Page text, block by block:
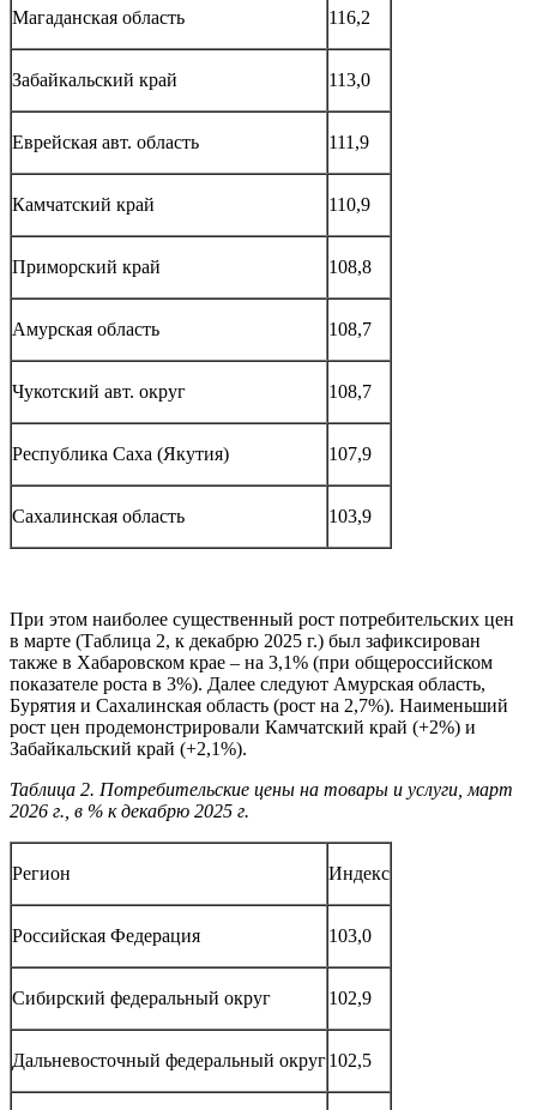
Магаданская область 116,2
Забайкальский край 113,0
Еврейская авт. область 111,9
Камчатский край 110,9
Приморский край 108,8
Амурская область 108,7
Чукотский авт. округ 108,7
Республика Саха (Якутия) 107,9
Сахалинская область 103,9
При этом наиболее существенный рост потребительских цен
в марте (Таблица 2, к декабрю 2025 г.) был зафиксирован
также в Хабаровском крае – на 3,1% (при общероссийском
показателе роста в 3%). Далее следуют Амурская область,
Бурятия и Сахалинская область (рост на 2,7%). Наименьший
рост цен продемонстрировали Камчатский край (+2%) и
Забайкальский край (+2,1%).
Таблица 2. Потребительские цены на товары и услуги, март
2026 г., в % к декабрю 2025 г.
Регион Индекс
Российская Федерация 103,0
Сибирский федеральный округ 102,9
Дальневосточный федеральный округ102,5